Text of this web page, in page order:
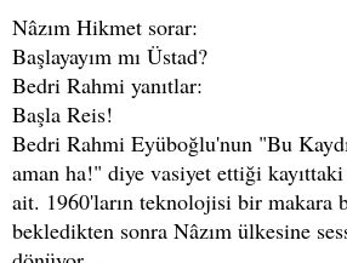
Nâzım Hikmet sorar:
Başlayayım mı Üstad?
Bedri Rahmi yanıtlar:
Başla Reis!
Bedri Rahmi Eyüboğlu'nun "Bu
aman ha!" diye vasiyet ettiği
ait. 1960'ların teknolojisi bir makara
bekledikten sonra Nâzım ülkesine